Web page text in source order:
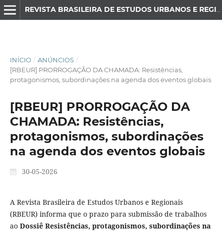
INÍCIO / ANÚNCIOS /
[RBEUR] PRORROGAÇÃO DA CHAMADA: Resistências,
protagonismos, subordinações na agenda dos eventos globais
[RBEUR] PRORROGAÇÃO DA
CHAMADA: Resistências,
protagonismos, subordinações
na agenda dos eventos globais
30-05-2026
A Revista Brasileira de Estudos Urbanos e Regionais
(RBEUR) informa que o prazo para submissão de trabalhos
ao Dossiê Resistências, protagonismos, subordinações na